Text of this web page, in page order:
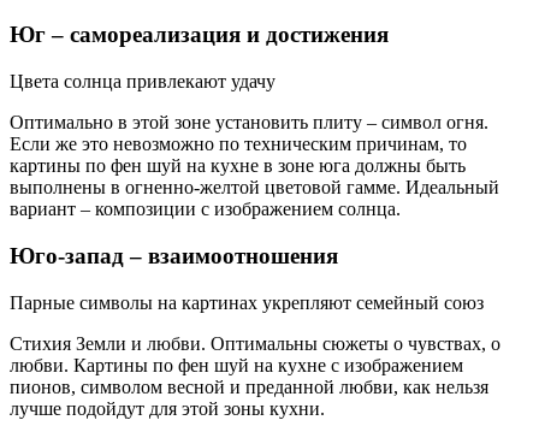
Юг – самореализация и достижения
Цвета солнца привлекают удачу
Оптимально в этой зоне установить плиту – символ огня.
Если же это невозможно по техническим причинам, то
картины по фен шуй на кухне в зоне юга должны быть
выполнены в огненно-желтой цветовой гамме. Идеальный
вариант – композиции с изображением солнца.
Юго-запад – взаимоотношения
Парные символы на картинах укрепляют семейный союз
Стихия Земли и любви. Оптимальны сюжеты о чувствах, о
любви. Картины по фен шуй на кухне с изображением
пионов, символом весной и преданной любви, как нельзя
лучше подойдут для этой зоны кухни.